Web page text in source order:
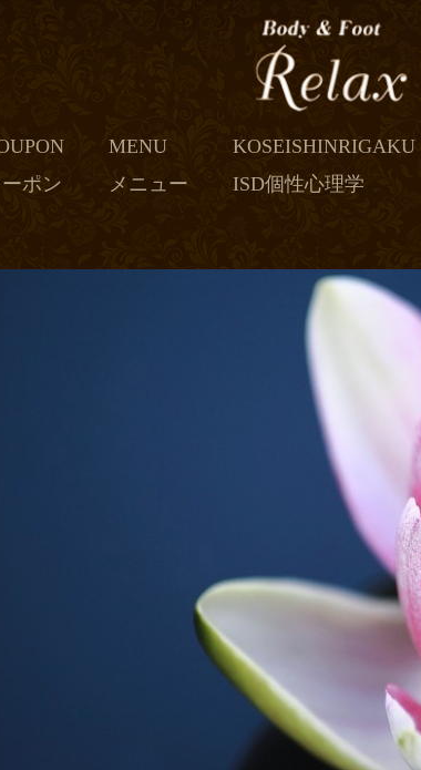
ポン
MENU
メニュー
KOSEISHINRIGAKU
ISD個性心理学